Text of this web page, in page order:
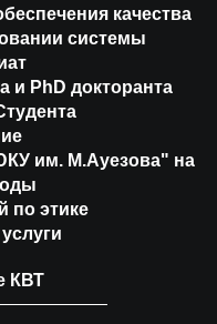
качества
системы
и PhD докторанта
им. М.Ауезова" на
по этике
КВТ